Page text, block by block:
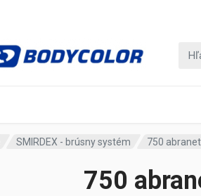
SMIRDEX - brúsny systém 750
750